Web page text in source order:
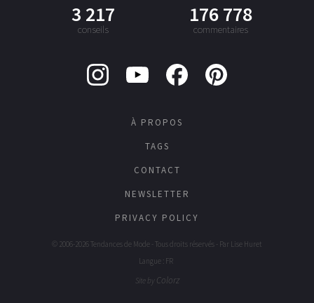
3 217
conseils
176 778
commentaires
À PROPOS
TAGS
CONTACT
NEWSLETTER
PRIVACY POLICY
© 2006-2026 Tendances de Mode - Tous droits réservés - Par Lise Huret
Langue : FR
Site by Colorz